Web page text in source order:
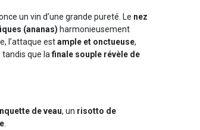
un vin d’une grande pureté. Le nez
(ananas) harmonieusement
l’attaque estample et onctueuse,
tandis que la finale souple révèle de
de veau, un risotto de